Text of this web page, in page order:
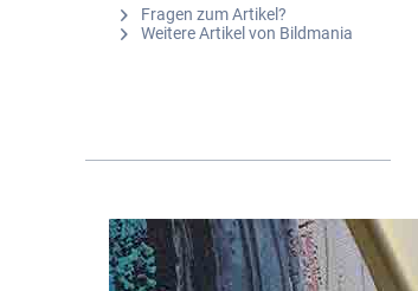
Fragen zum Artikel?
Weitere Artikel von Bildmania